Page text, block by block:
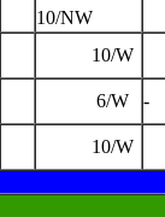
10/NW
10/W
6/W -
10/W